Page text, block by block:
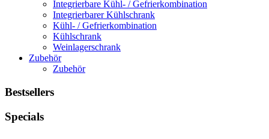
Integrierbare Kühl- / Gefrierkombination
Integrierbarer Kühlschrank
Kühl- / Gefrierkombination
Kühlschrank
Weinlagerschrank
Zubehör
Zubehör
Bestsellers
Specials